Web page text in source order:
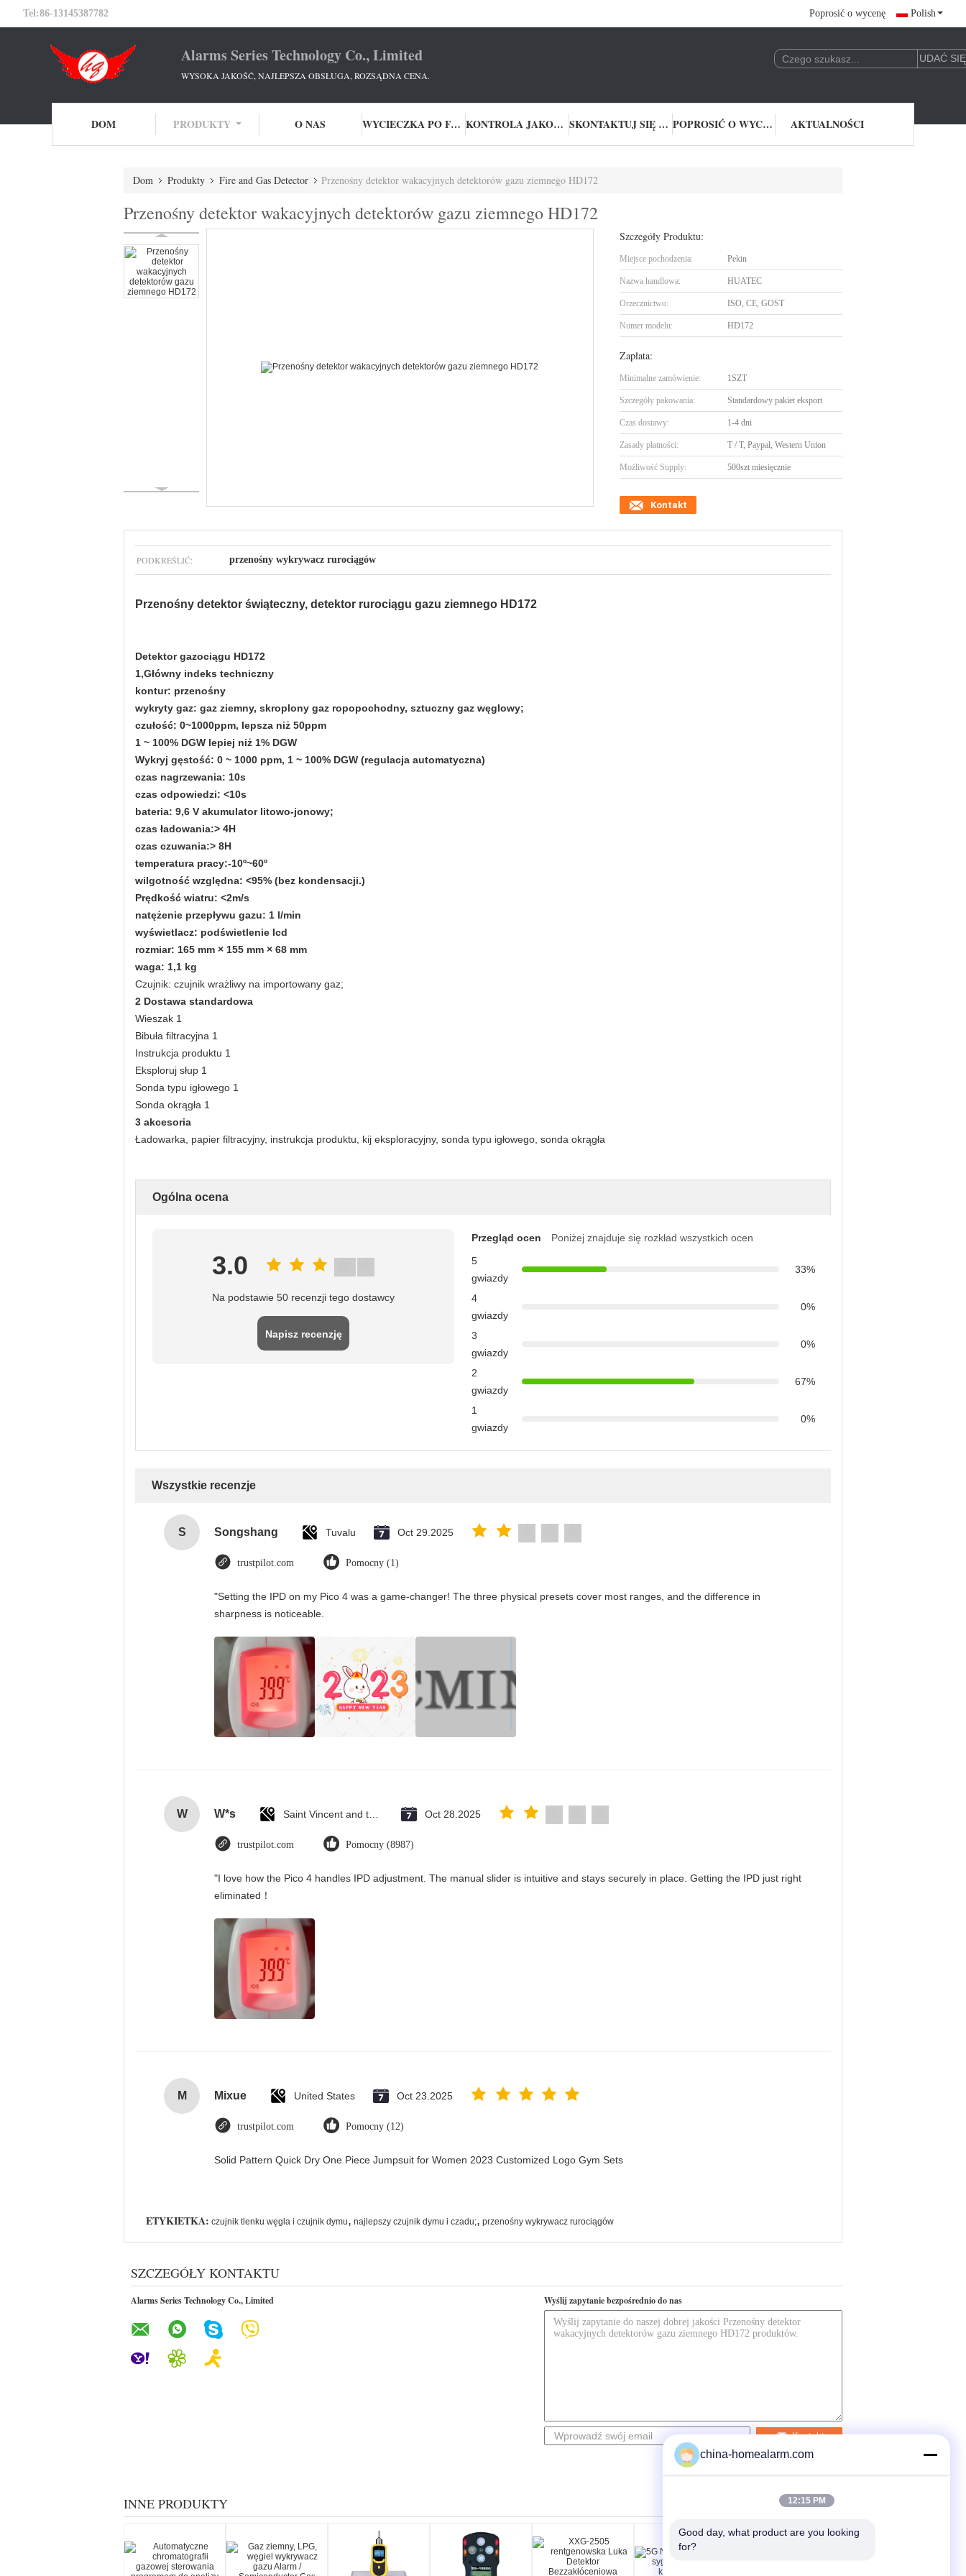
Tel:86-13145387782 Poprosić o wycenę Polish
Alarms Series Technology Co., Limited
WYSOKA JAKOŚĆ, NAJLEPSZA OBSŁUGA, ROZSĄDNA CENA.
DOM PRODUKTY O NAS WYCIECZKA PO FABRYCE KONTROLA JAKOŚCI SKONTAKTUJ SIĘ Z NAMI POPROSIĆ O WYCENĘ AKTUALNOŚCI
Dom Produkty Fire and Gas Detector Przenośny detektor wakacyjnych detektorów gazu ziemnego HD172
Przenośny detektor wakacyjnych detektorów gazu ziemnego HD172
Szczegóły Produktu:
Miejsce pochodzenia: Pekin
Nazwa handlowa: HUATEC
Orzecznictwo: ISO, CE, GOST
Numer modelu: HD172
Zapłata:
Minimalne zamówienie: 1SZT
Szczegóły pakowania: Standardowy pakiet eksport
Czas dostawy: 1-4 dni
Zasady płatności: T / T, Paypal, Western Union
Możliwość Supply: 500szt miesięcznie
Kontakt
PODKREŚLIĆ: przenośny wykrywacz rurociągów
Przenośny detektor świąteczny, detektor rurociągu gazu ziemnego HD172
Detektor gazociągu HD172
1,Główny indeks techniczny
kontur: przenośny
wykryty gaz: gaz ziemny, skroplony gaz ropopochodny, sztuczny gaz węglowy;
czułość: 0~1000ppm, lepsza niż 50ppm
1 ~ 100% DGW lepiej niż 1% DGW
Wykryj gęstość: 0 ~ 1000 ppm, 1 ~ 100% DGW (regulacja automatyczna)
czas nagrzewania: 10s
czas odpowiedzi: <10s
bateria: 9,6 V akumulator litowo-jonowy;
czas ładowania:> 4H
czas czuwania:> 8H
temperatura pracy:-10º~60º
wilgotność względna: <95% (bez kondensacji.)
Prędkość wiatru: <2m/s
natężenie przepływu gazu: 1 l/min
wyświetlacz: podświetlenie lcd
rozmiar: 165 mm × 155 mm × 68 mm
waga: 1,1 kg
Czujnik: czujnik wrażliwy na importowany gaz;
2 Dostawa standardowa
Wieszak 1
Bibuła filtracyjna 1
Instrukcja produktu 1
Eksploruj słup 1
Sonda typu igłowego 1
Sonda okrągła 1
3 akcesoria
Ładowarka, papier filtracyjny, instrukcja produktu, kij eksploracyjny, sonda typu igłowego, sonda okrągła
Ogólna ocena
3.0
Na podstawie 50 recenzji tego dostawcy
Napisz recenzję
Przegląd ocen
Poniżej znajduje się rozkład wszystkich ocen
5
gwiazdy
33%
4
gwiazdy
0%
3
gwiazdy
0%
2
gwiazdy
67%
1
gwiazdy
0%
Wszystkie recenzje
S Songshang Tuvalu Oct 29.2025
trustpilot.com Pomocny (1)
"Setting the IPD on my Pico 4 was a game-changer! The three physical presets cover most ranges, and the difference in
sharpness is noticeable.
W W*s Oct 28.2025
trustpilot.com Pomocny (8987)
"I love how the Pico 4 handles IPD adjustment. The manual slider is intuitive and stays securely in place. Getting the IPD just right
eliminated！
M Mixue United States Oct 23.2025
trustpilot.com Pomocny (12)
Solid Pattern Quick Dry One Piece Jumpsuit for Women 2023 Customized Logo Gym Sets
ETYKIETKA: czujnik tlenku węgla i czujnik dymu, najlepszy czujnik dymu i czadu;, przenośny wykrywacz rurociągów
SZCZEGÓŁY KONTAKTU
Alarms Series Technology Co., Limited Wyślij zapytanie bezpośrednio do nas
Kontakt
INNE PRODUKTY
china-homealarm.com
12:15 PM
Good day, what product are you looking
for?